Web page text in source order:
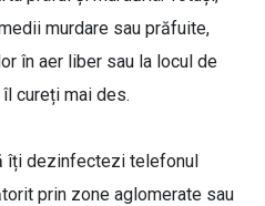
murdare sau prăfuite,
în aer liber sau la locul de
cureți mai des.
îți dezinfectezi telefonul
prin zone aglomerate sau